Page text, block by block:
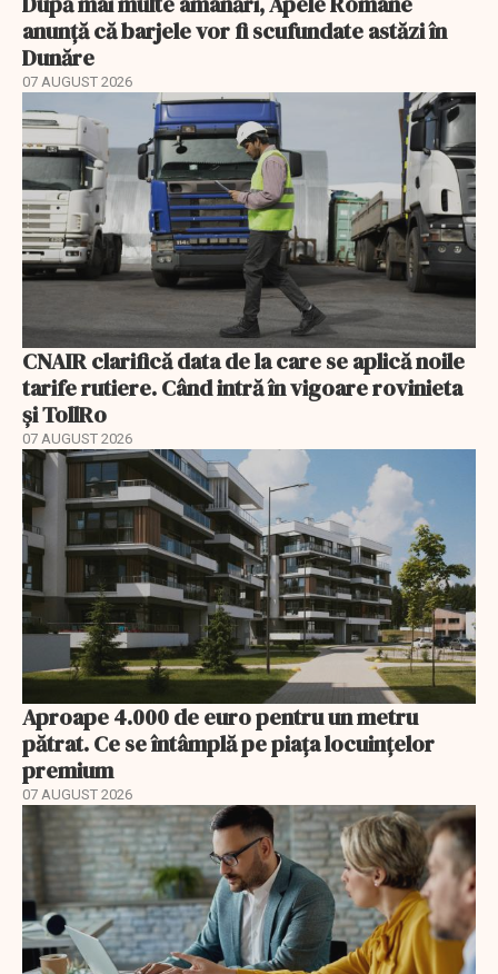
anunță că barjele vor fi scufundate astăzi în
Dunăre
07 AUGUST 2026
CNAIR clarifică data de la care se aplică noile
tarife rutiere. Când intră în vigoare rovinieta
și TollRo
07 AUGUST 2026
Aproape 4.000 de euro pentru un metru
pătrat. Ce se întâmplă pe piața locuințelor
premium
07 AUGUST 2026